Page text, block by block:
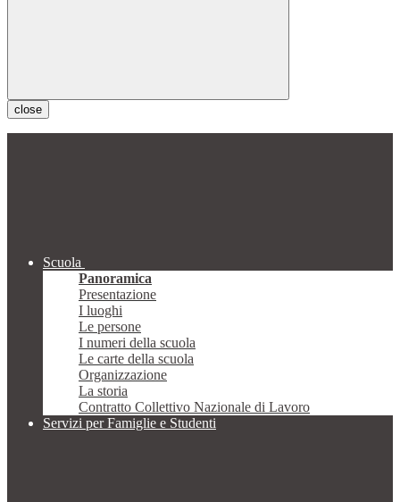
close
Scuola
Panoramica
Presentazione
I luoghi
Le persone
I numeri della scuola
Le carte della scuola
Organizzazione
La storia
Contratto Collettivo Nazionale di Lavoro
Servizi per Famiglie e Studenti